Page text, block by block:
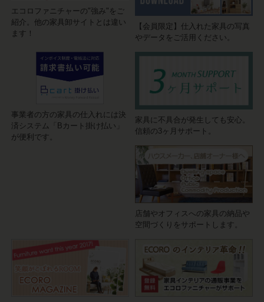
エコロファニチャーの"強み"をご
紹介。他の家具卸サイトとは違い
ます！
【会員限定】仕入れた家具の写真
やデータをご活用ください。
事業者の方の家具の仕入れには決
済システム「Bカート掛け払い」
が便利です。
家具に不具合が発生しても安心。
信頼の3ヶ月サポート。
店舗やオフィスへの家具の納品や
空間づくりをサポートします。